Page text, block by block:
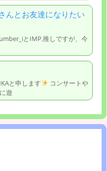
んとお友達になりたい
とIМP.推しですが、今
と申します
コンサートや
遊